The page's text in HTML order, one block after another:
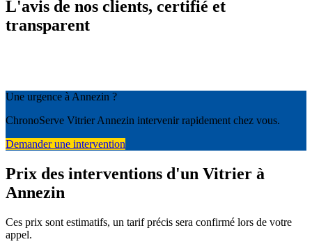
L'avis de nos clients, certifié et
transparent
Une urgence à Annezin ?
ChronoServe Vitrier Annezin intervenir rapidement chez vous.
Demander une intervention
Prix des interventions d'un Vitrier à
Annezin
Ces prix sont estimatifs, un tarif précis sera confirmé lors de votre
appel.